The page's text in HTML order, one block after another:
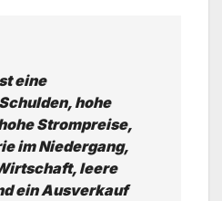
eine
hohe
Strompreise,
im Niedergang,
leere
ein Ausverkauf